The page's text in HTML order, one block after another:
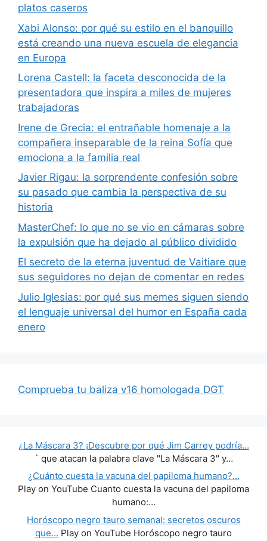
platos caseros
Xabi Alonso: por qué su estilo en el banquillo
está creando una nueva escuela de elegancia
en Europa
Lorena Castell: la faceta desconocida de la
presentadora que inspira a miles de mujeres
trabajadoras
Irene de Grecia: el entrañable homenaje a la
compañera inseparable de la reina Sofía que
emociona a la familia real
Javier Rigau: la sorprendente confesión sobre
su pasado que cambia la perspectiva de su
historia
MasterChef: lo que no se vio en cámaras sobre
la expulsión que ha dejado al público dividido
El secreto de la eterna juventud de Vaitiare que
sus seguidores no dejan de comentar en redes
Julio Iglesias: por qué sus memes siguen siendo
el lenguaje universal del humor en España cada
enero
Comprueba tu baliza v16 homologada DGT
¿La Máscara 3? ¡Descubre por qué Jim Carrey podría…
` que atacan la palabra clave "La Máscara 3" y…
¿Cuánto cuesta la vacuna del papiloma humano?…
Play on YouTube Cuanto cuesta la vacuna del papiloma
humano:…
Horóscopo negro tauro semanal: secretos oscuros
que… Play on YouTube Horóscopo negro tauro